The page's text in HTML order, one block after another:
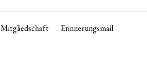
Mitgliedschaft Erinnerungsmail